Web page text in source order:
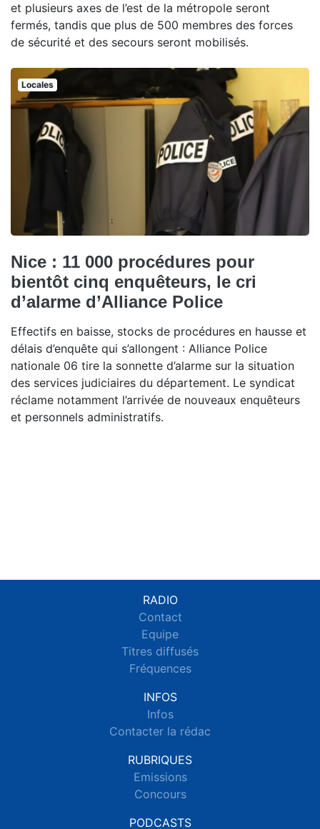
et plusieurs axes de l’est de la métropole seront
fermés, tandis que plus de 500 membres des forces
de sécurité et des secours seront mobilisés.
Locales
Nice : 11 000 procédures pour
bientôt cinq enquêteurs, le cri
d’alarme d’Alliance Police
Effectifs en baisse, stocks de procédures en hausse et
délais d’enquête qui s’allongent : Alliance Police
nationale 06 tire la sonnette d’alarme sur la situation
des services judiciaires du département. Le syndicat
réclame notamment l’arrivée de nouveaux enquêteurs
et personnels administratifs.
RADIO
Contact
Equipe
Titres diffusés
Fréquences
INFOS
Infos
Contacter la rédac
RUBRIQUES
Emissions
Concours
PODCASTS